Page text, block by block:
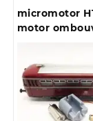
micromotor
motor